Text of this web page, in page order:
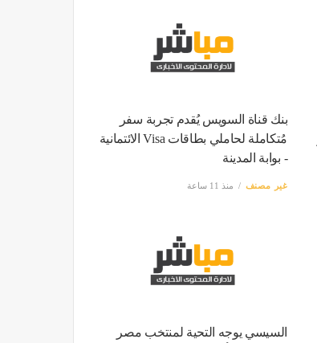
بنك قناة السويس يُقدم تجربة سفر
مُتكاملة لحاملي بطاقات Visa الائتمانية
- بوابة المدينة
غير مصنف منذ 11 ساعة
السيسي يوجه التحية لمنتخب مصر